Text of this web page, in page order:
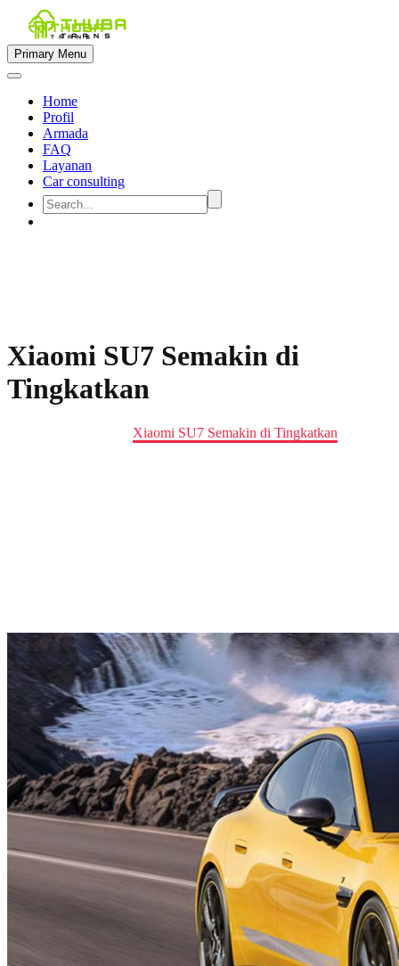
Primary Menu
Home
Profil
Armada
FAQ
Layanan
Car consulting
Xiaomi SU7 Semakin di
Tingkatkan
Xiaomi SU7 Semakin di Tingkatkan